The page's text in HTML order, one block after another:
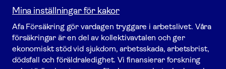
Mina inställningar för kakor
Afa För­säkring gör vardagen tryggare i arbetslivet. Våra
försäk­ringar är en del av kollektivavtalen och ger
ekonomiskt stöd vid sjukdom, arbetsskada, arbetsbrist,
dödsfall och föräldraledighet. Vi finansierar forskning